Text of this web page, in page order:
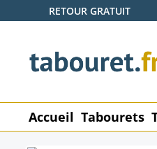
au contenu principal
Passer à la recherche
Passer à la navigation
RETOUR GRATUIT
Accueil Tabourets